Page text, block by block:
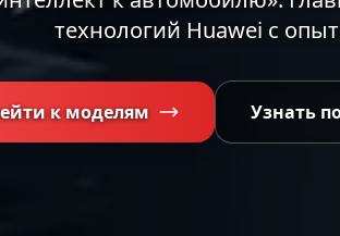
технологий Huawei с
к моделям Узнать